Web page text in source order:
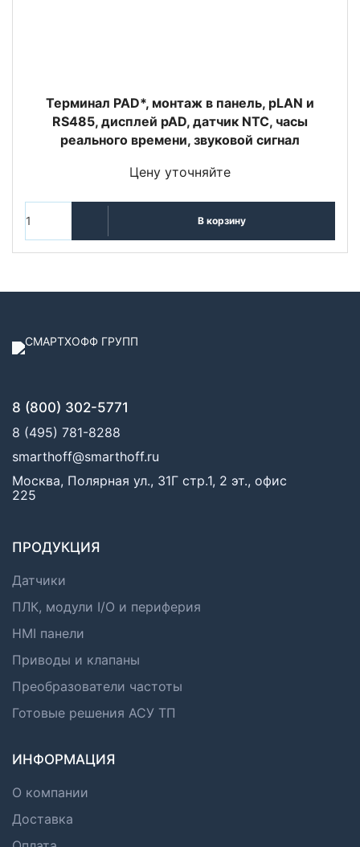
Терминал PAD*, монтаж в панель, pLAN и
RS485, дисплей pAD, датчик NTC, часы
реального времени, звуковой сигнал
Цену уточняйте
В корзину
8 (800) 302-5771
8 (495) 781-8288
smarthoff@smarthoff.ru
Москва, Полярная ул., 31Г стр.1, 2 эт., офис
225
ПРОДУКЦИЯ
Датчики
ПЛК, модули I/O и периферия
HMI панели
Приводы и клапаны
Преобразователи частоты
Готовые решения АСУ ТП
ИНФОРМАЦИЯ
О компании
Доставка